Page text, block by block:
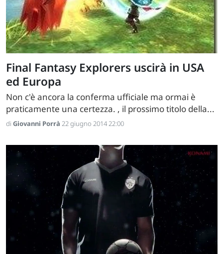
Final Fantasy Explorers uscirà in USA
ed Europa
Non c'è ancora la conferma ufficiale ma ormai è
praticamente una certezza. , il prossimo titolo della...
di Giovanni Porrà 22 giugno 2014 22:00